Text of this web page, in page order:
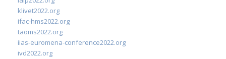
klivet2022.org
ifac-hms2022.org
taoms2022.org
iias-euromena-conference2022.org
ivd2022.org